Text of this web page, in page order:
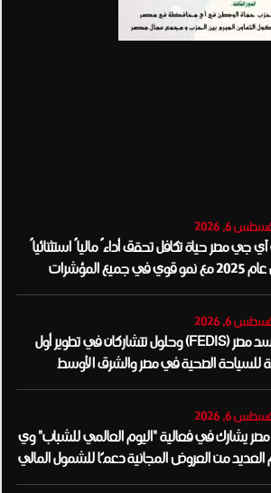
6, 2026
جي مصر حياة تكافل تحقق أداءً مالياً استثنائياً
خلال عام 2025 مع نمو قوي في جميع المؤشرات
الرئيسية
6, 2026
فيكسد مصر (FEDIS) وحلول تتشاركان في تطوير أول
للسياحة الصحية في مصر والشرق الأوسط
6, 2026
يشارك في فعالية “اليوم العالمي للشباب” وي
من العروض المجانية دعمًا للشمول المالي
البنك المركزي المصري